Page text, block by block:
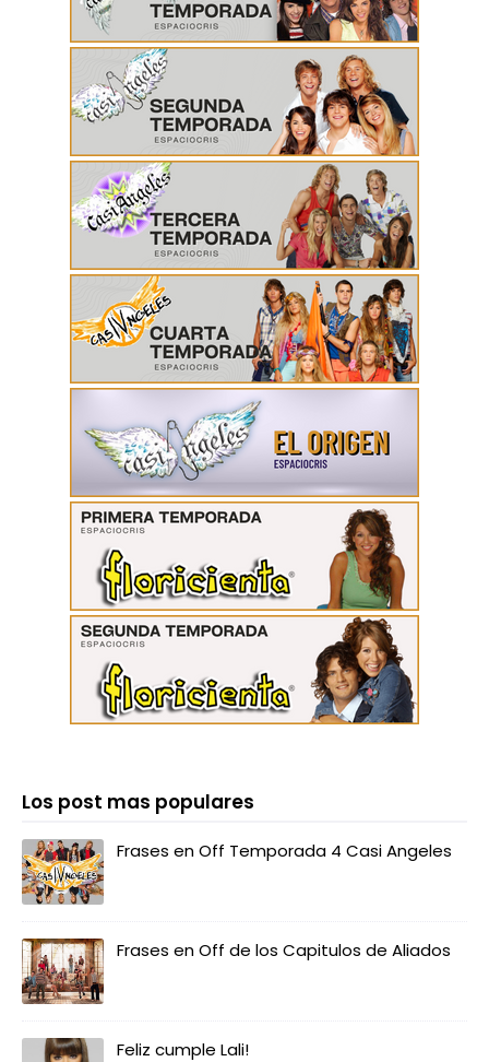
Los post mas populares
Frases en Off Temporada 4 Casi Angeles
Frases en Off de los Capitulos de Aliados
Feliz cumple Lali!